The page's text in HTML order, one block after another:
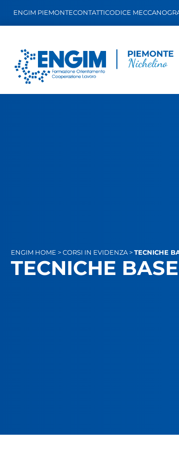
ENGIM PIEMONTECONTATTICODICE
ENGIM HOME > CORSI IN EVIDENZA> TECNICHE
TECNICHE